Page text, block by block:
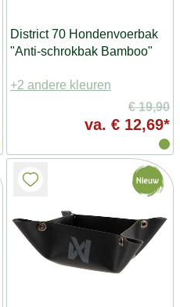
District 70 Hondenvoerbak
"Anti-schrokbak Bamboo"
+2 andere kleuren
€ 19,90
va. € 12,69*